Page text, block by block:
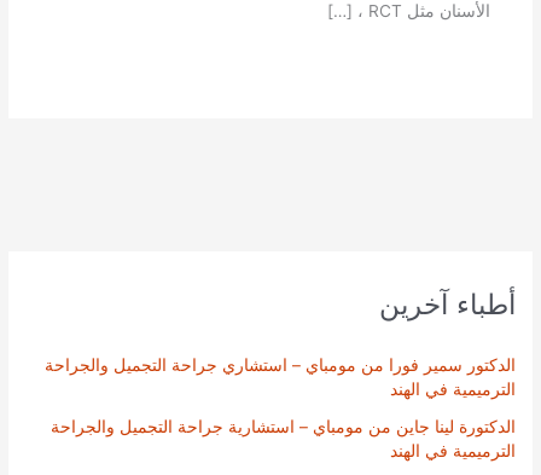
أطباء آخرين
الدكتور سمير فورا من مومباي – استشاري جراحة التجميل والجراحة
الترميمية في الهند
الدكتورة لينا جاين من مومباي – استشارية جراحة التجميل والجراحة
الترميمية في الهند
الأسنان مثل RCT ، […]